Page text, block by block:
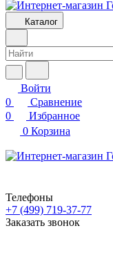
Каталог
Войти
0
Сравнение
0
Избранное
0 Корзина
Телефоны
+7 (499) 719-37-77
Заказать звонок